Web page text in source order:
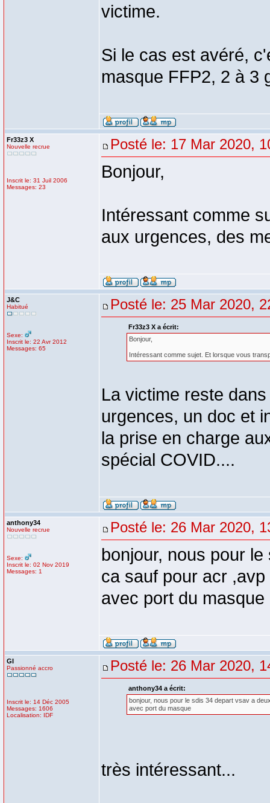
victime.
Si le cas est avéré,
masque FFP2, 2 à 3
Fr33z3 X
Nouvelle recrue
Inscrit le: 31 Juil 2006
Messages: 23
Posté le: 17 Mar 2020,
Bonjour,
Intéressant comme
aux urgences, des
J&C
Habitué
Sexe:
Inscrit le: 22 Avr 2012
Messages: 65
Posté le: 25 Mar 2020,
Fr33z3 X a écrit:
Bonjour,
Intéressant comme sujet. Et lorsque vous
La victime reste
urgences, un doc et
la prise en charge
spécial COVID....
anthony34
Nouvelle recrue
Sexe:
Inscrit le: 02 Nov 2019
Messages: 1
Posté le: 26 Mar 2020,
bonjour, nous pour
ca sauf pour acr
avec port du masque
GI
Passionné accro
Inscrit le: 14 Déc 2005
Messages: 1606
Localisation: IDF
Posté le: 26 Mar 2020,
anthony34 a écrit:
bonjour, nous pour le sdis 34 depart vsav a
avec port du masque
très intéressant...